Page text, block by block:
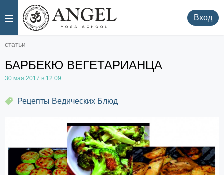
. Вход
статьи
БАРБЕКЮ ВЕГЕТАРИАНЦА
30 мая 2017 в 12:09
Рецепты Ведических Блюд